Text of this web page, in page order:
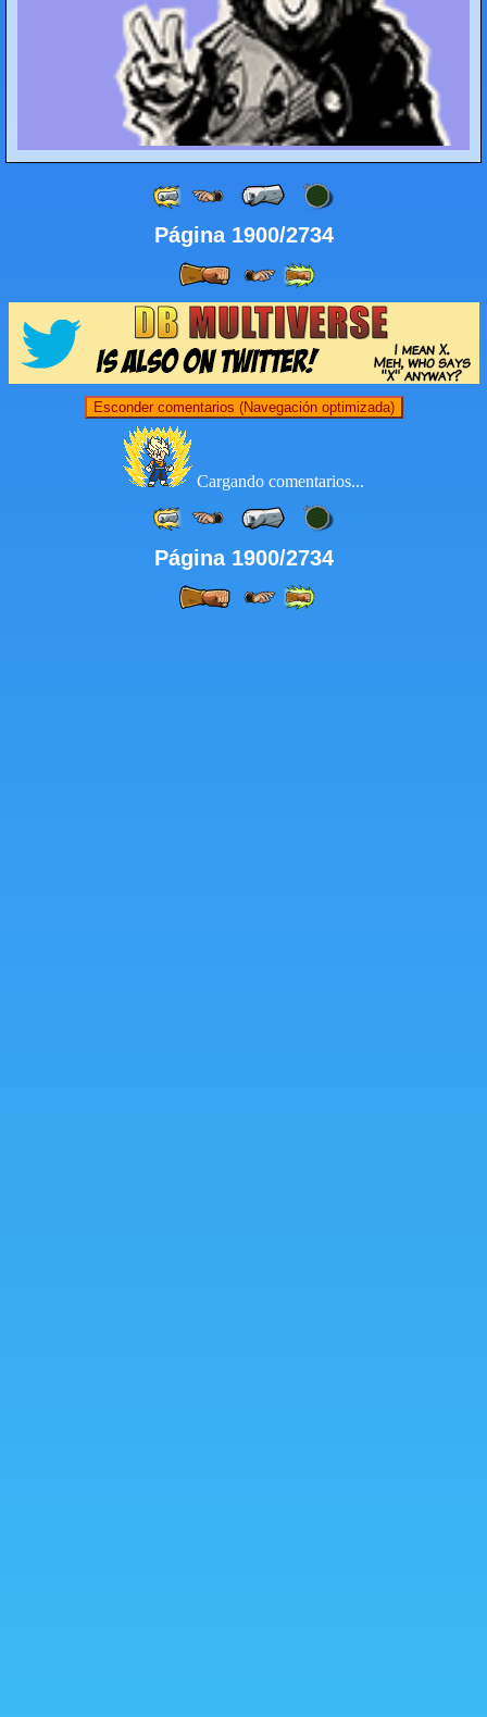
Página 1900/2734
Esconder comentarios (Navegación optimizada)
Cargando comentarios...
Página 1900/2734